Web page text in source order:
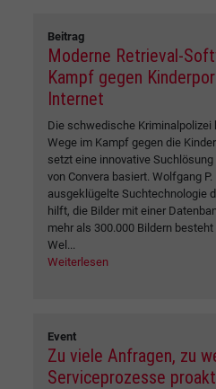
Beitrag
Moderne Retrieval-
Kampf gegen
Internet
Die schwedische
Wege im Kampf gegen die
setzt eine innovative
von Convera basiert. Wolfgang
ausgeklügelte Suchtechnologie
hilft, die Bilder mit einer
mehr als 300.000 Bildern
Wel...
Weiterlesen
Event
Zu viele Anfragen, zu
Serviceprozesse